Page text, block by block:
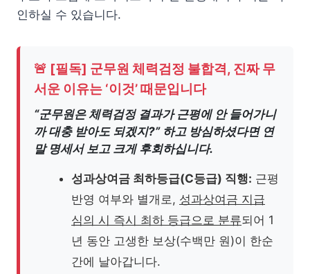
인하실 수 있습니다.
🚨 [필독] 군무원 체력검정 불합격, 진짜 무
서운 이유는 ‘이것’ 때문입니다
“군무원은 체력검정 결과가 근평에 안 들어가니
까 대충 받아도 되겠지?” 하고 방심하셨다면 연
말 명세서 보고 크게 후회하십니다.
성과상여금 최하등급(C등급) 직행: 근평
반영 여부와 별개로, 성과상여금 지급
심의 시 즉시 최하 등급으로 분류되어 1
년 동안 고생한 보상(수백만 원)이 한순
간에 날아갑니다.